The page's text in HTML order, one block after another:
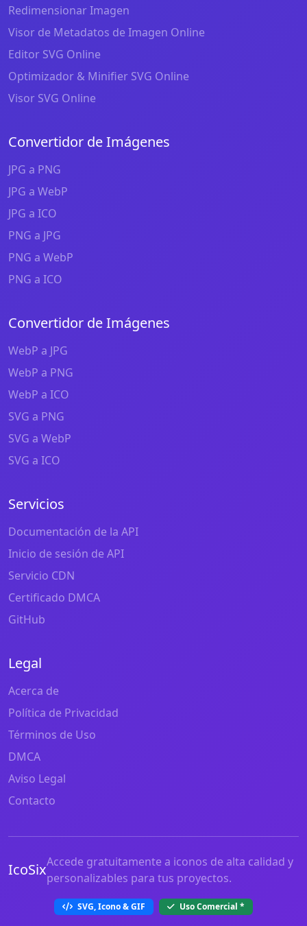
Redimensionar Imagen
Visor de Metadatos de Imagen Online
Editor SVG Online
Optimizador & Minifier SVG Online
Visor SVG Online
Convertidor de Imágenes
JPG a PNG
JPG a WebP
JPG a ICO
PNG a JPG
PNG a WebP
PNG a ICO
Convertidor de Imágenes
WebP a JPG
WebP a PNG
WebP a ICO
SVG a PNG
SVG a WebP
SVG a ICO
Servicios
Documentación de la API
Inicio de sesión de API
Servicio CDN
Certificado DMCA
GitHub
Legal
Acerca de
Política de Privacidad
Términos de Uso
DMCA
Aviso Legal
Contacto
IcoSixAccede gratuitamente a iconos de alta calidad y
personalizables para tus proyectos.
SVG, Icono & GIF Uso Comercial *